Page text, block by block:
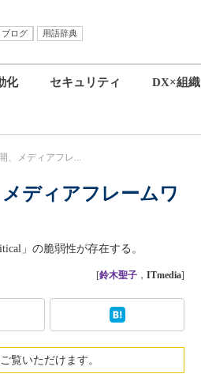
ログ
用語辞典
化 セキュリティ DX×組織
、メディアフレ...
ディアフレームワ
」の脆弱性が存在する。
[鈴木聖子 ， ITmedia]
覧いただけます。